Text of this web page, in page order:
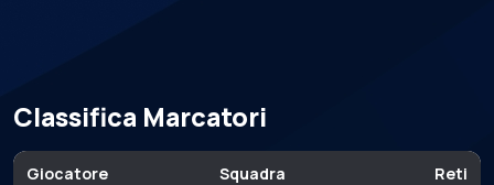
Classifica Marcatori
Giocatore Squadra Reti